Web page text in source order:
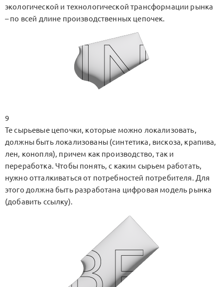
экологической и технологической трансформации рынка
– по всей длине производственных цепочек.
9
Те сырьевые цепочки, которые можно локализовать,
должны быть локализованы (синтетика, вискоза, крапива,
лен, конопля), причем как производство, так и
переработка. Чтобы понять, с каким сырьем работать,
нужно отталкиваться от потребностей потребителя. Для
этого должна быть разработана цифровая модель рынка
(добавить ссылку).